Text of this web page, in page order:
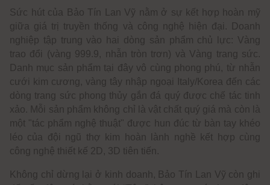
Sức hút của Bảo Tín Lan Vỹ nằm ở sự kết hợp hoàn mỹ
giữa giá trị truyền thống và công nghệ hiện đại. Doanh
nghiệp tập trung vào hai dòng sản phẩm chủ lực: Vàng
trao đổi (vàng 999.9, nhẫn tròn trơn) và Vàng trang sức.
Danh mục sản phẩm tại đây vô cùng phong phú, từ nhẫn
cưới kim cương, vàng tây nhập ngoại Italy/Korea đến các
dòng trang sức phong thủy gắn đá quý được chế tác tinh
xảo. Mỗi sản phẩm không chỉ là vật chất quý giá mà còn là
một "tác phẩm nghệ thuật" được hun đúc từ bàn tay khéo
léo của đội ngũ thợ kim hoàn lành nghề kết hợp cùng
công nghệ thiết kế 2D, 3D tiên tiến.
Không chỉ dừng lại ở kinh doanh, Bảo Tín Lan Vỹ còn ghi